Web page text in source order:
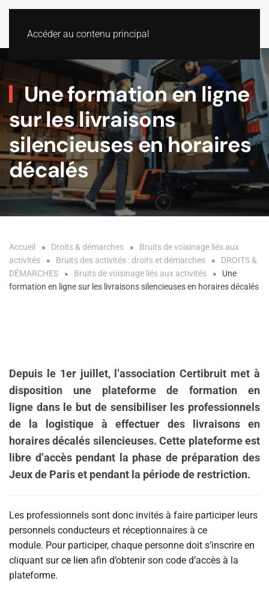
Accéder au contenu principal
Une formation en ligne
sur les livraisons
silencieuses en horaires
décalés
Accueil Droits & démarches
Bruits de voisinage liés aux
activités
Bruits des activités : droits et démarches
DROITS &
DÉMARCHES
Bruits de voisinage liés aux activités
Une
formation en ligne sur les livraisons silencieuses en horaires décalés
Depuis le 1er juillet, l’association Certibruit met à
disposition une plateforme de formation en
ligne dans le but de sensibiliser les professionnels
de la logistique à effectuer des livraisons en
horaires décalés silencieuses. Cette plateforme est
libre d’accès pendant la phase de préparation des
Jeux de Paris et pendant la période de restriction.
Les professionnels sont donc invités à faire participer leurs
personnels conducteurs et réceptionnaires à ce
module. Pour participer, chaque personne doit s’inscrire en
cliquant surce lien afin d’obtenir son code d’accès à la
plateforme.